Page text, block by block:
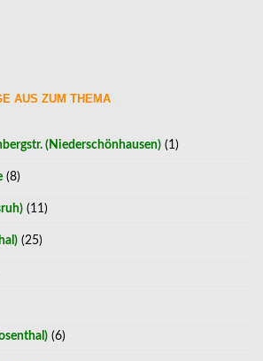
AUS ZUM THEMA
(Niederschönhausen) (1)
(8)
(11)
(25)
(6)